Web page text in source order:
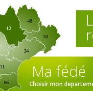
12
30
34
66
11
48
Ma fédé
Choisir mon